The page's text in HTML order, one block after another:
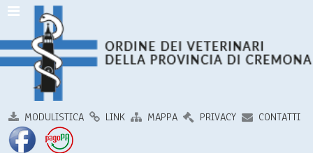
MODULISTICA LINK MAPPA PRIVACY CONTATTI